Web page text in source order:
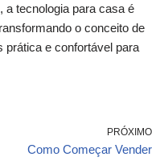
tecnologia para casa é
o conceito de
prática e confortável para
PRÓXIMO
Como Começar Vender